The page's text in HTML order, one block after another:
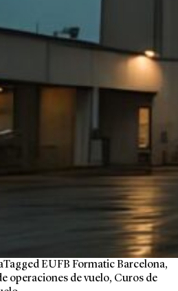
TaggedEUFB Formatic Barcelona,
operaciones de vuelo, Curos de